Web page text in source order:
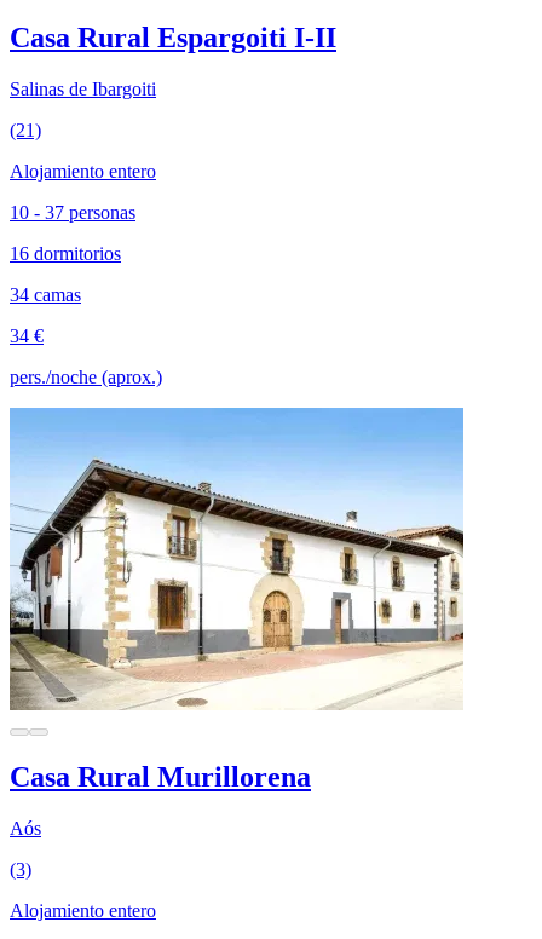
Casa Rural Espargoiti I-II
Salinas de Ibargoiti
(21)
Alojamiento entero
10 - 37 personas
16 dormitorios
34 camas
34 €
pers./noche (aprox.)
Casa Rural Murillorena
Aós
(3)
Alojamiento entero